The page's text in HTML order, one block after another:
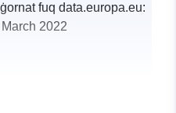
fuq data.europa.eu:
2022